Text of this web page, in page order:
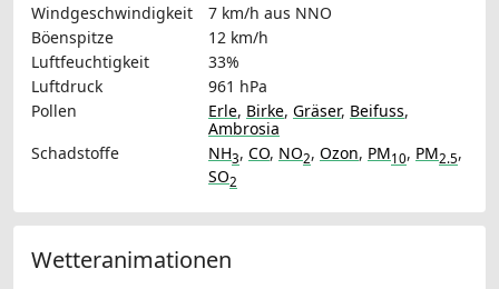
Windgeschwindigkeit
7 km/h aus NNO
Böenspitze
12 km/h
Luftfeuchtigkeit
33%
Luftdruck
961 hPa
Pollen
Erle, Birke, Gräser, Beifuss,
Ambrosia
Schadstoffe
NH3, CO, NO2, Ozon, PM10, PM2.5,
SO2
Wetteranimationen